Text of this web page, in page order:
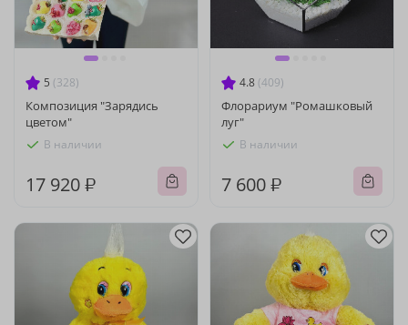
5 (328)
Композиция "Зарядись
цветом"
В наличии
17 920 ₽
4.8 (409)
Флорариум "Ромашковый
луг"
В наличии
7 600 ₽